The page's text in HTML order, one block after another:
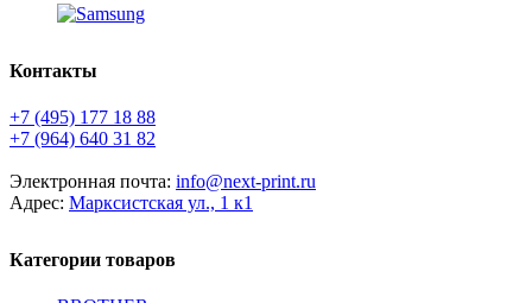
Контакты
+7 (495) 177 18 88
+7 (964) 640 31 82
Электронная почта: info@next-print.ru
Адрес: Марксистская ул., 1 к1
Категории товаров